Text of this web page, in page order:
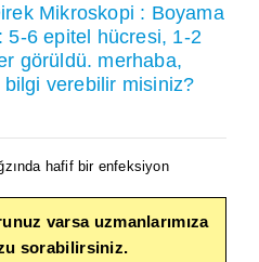
Mikroskopi : Boyama
5-6 epitel hücresi, 1-2
görüldü. merhaba,
verebilir misiniz?
hafif bir enfeksiyon
varsa uzmanlarımıza
sorabilirsiniz.